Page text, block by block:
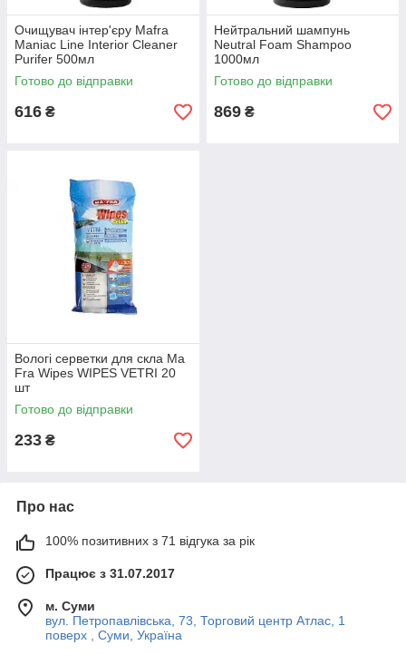
Очищувач інтер'єру Mafra
Maniac Line Interior Cleaner
Purifer 500мл
Готово до відправки
616 ₴
Нейтральний шампунь
Neutral Foam Shampoo
1000мл
Готово до відправки
869 ₴
Вологі серветки для скла Ma
Fra Wipes WIPES VETRI 20
шт
Готово до відправки
233 ₴
Про нас
100% позитивних з 71 відгука за рік
Працює з 31.07.2017
м. Суми
вул. Петропавлівська, 73, Торговий центр Атлас, 1
поверх , Суми, Україна